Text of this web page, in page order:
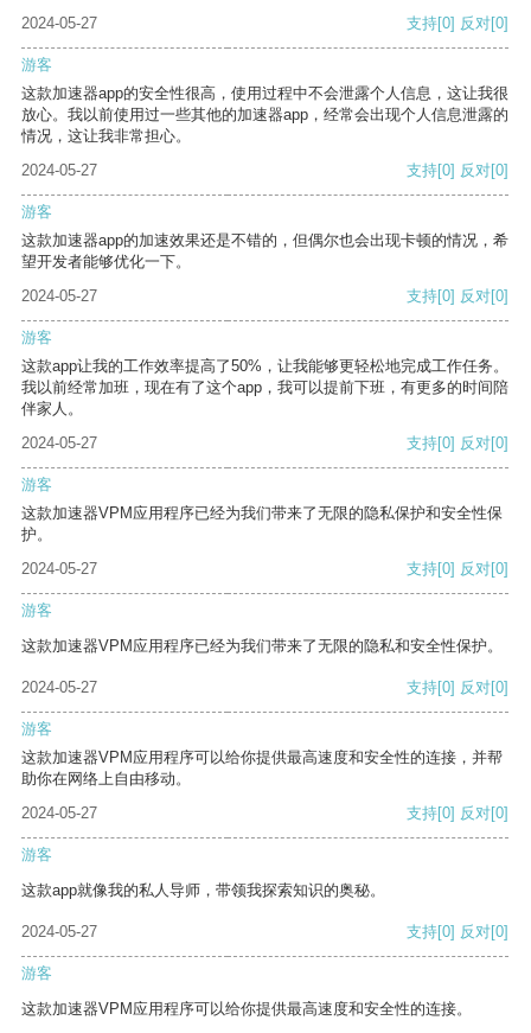
2024-05-27
支持[0] 反对[0]
游客
这款加速器app的安全性很高，使用过程中不会泄露个人信息，这让我很
放心。我以前使用过一些其他的加速器app，经常会出现个人信息泄露的
情况，这让我非常担心。
2024-05-27
支持[0] 反对[0]
游客
这款加速器app的加速效果还是不错的，但偶尔也会出现卡顿的情况，希
望开发者能够优化一下。
2024-05-27
支持[0] 反对[0]
游客
这款app让我的工作效率提高了50%，让我能够更轻松地完成工作任务。
我以前经常加班，现在有了这个app，我可以提前下班，有更多的时间陪
伴家人。
2024-05-27
支持[0] 反对[0]
游客
这款加速器VPM应用程序已经为我们带来了无限的隐私保护和安全性保
护。
2024-05-27
支持[0] 反对[0]
游客
这款加速器VPM应用程序已经为我们带来了无限的隐私和安全性保护。
2024-05-27 支持[0] 反对[0]
游客
这款加速器VPM应用程序可以给你提供最高速度和安全性的连接，并帮
助你在网络上自由移动。
2024-05-27
支持[0] 反对[0]
游客
这款app就像我的私人导师，带领我探索知识的奥秘。
2024-05-27 支持[0] 反对[0]
游客
这款加速器VPM应用程序可以给你提供最高速度和安全性的连接。